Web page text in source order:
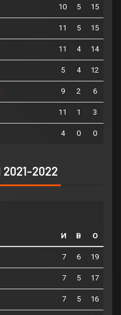
10 5 15
11 5 15
11 4 14
5 4 12
9 2 6
11 1 3
4 0 0
2022
И В О
7 6 19
7 5 17
7 5 16